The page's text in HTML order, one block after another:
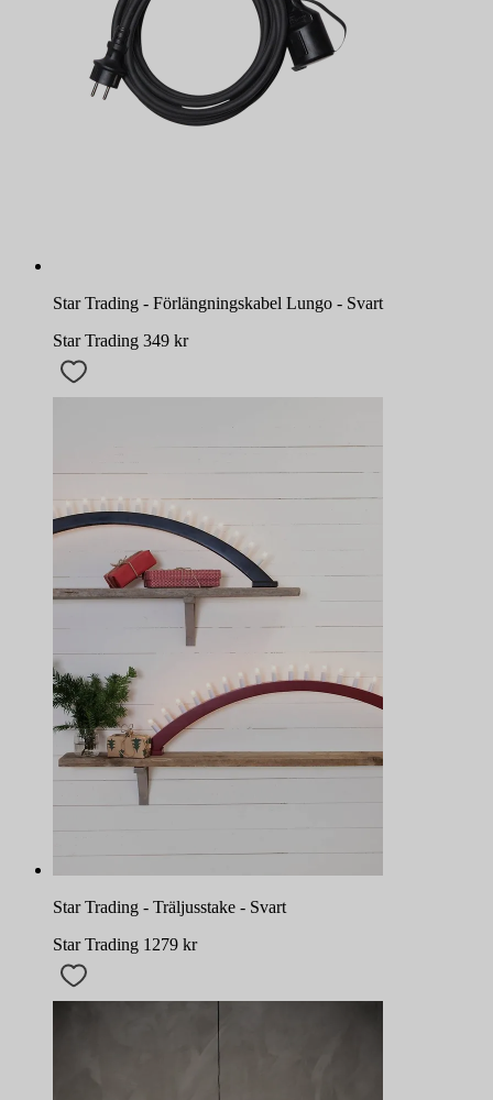
Star Trading - Förlängningskabel Lungo - Svart
Star Trading 349 kr
Star Trading - Träljusstake - Svart
Star Trading 1279 kr